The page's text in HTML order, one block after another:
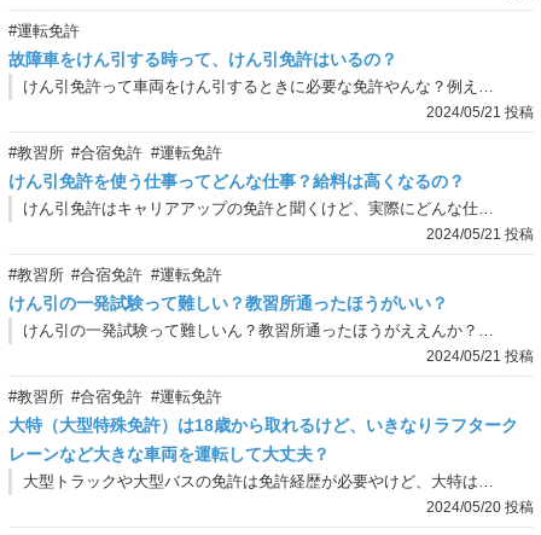
#運転免許
故障車をけん引する時って、けん引免許はいるの？
けん引免許って車両をけん引するときに必要な免許やんな？例えば友達の車が故障してもうて、引っ張っていかんといけん場合ってけん引免許は必要なん？
2024/05/21 投稿
#教習所 #合宿免許 #運転免許
けん引免許を使う仕事ってどんな仕事？給料は高くなるの？
けん引免許はキャリアアップの免許と聞くけど、実際にどんな仕事になるん？給料はあがるん？
2024/05/21 投稿
#教習所 #合宿免許 #運転免許
けん引の一発試験って難しい？教習所通ったほうがいい？
けん引の一発試験って難しいん？教習所通ったほうがええんか？教習所通うか迷ってんねんけど、どっちがおすすめなん？
2024/05/21 投稿
#教習所 #合宿免許 #運転免許
大特（大型特殊免許）は18歳から取れるけど、いきなりラフターク
レーンなど大きな車両を運転して大丈夫？
大型トラックや大型バスの免許は免許経歴が必要やけど、大特は免許経歴がいらんやん？ほな、18歳でいきなり大特を取得して、いきなり大きな車両の運転ができるってことやろけど…。未経験でいきなりラフタークレーンみたいな大きい車両の運転しても大丈夫なん？
2024/05/20 投稿